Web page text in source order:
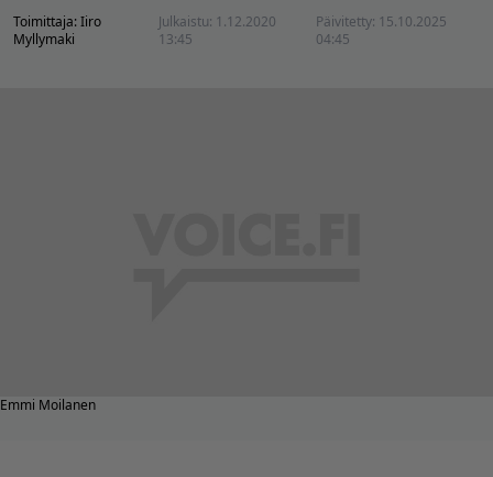
Toimittaja:Iiro
Myllymaki
Julkaistu: 1.12.2020
13:45
Päivitetty: 15.10.2025
04:45
Emmi Moilanen